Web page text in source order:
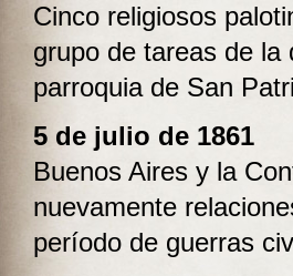
Cinco religiosos
grupo de tareas de la
parroquia de San
5 de julio de 1861
Buenos Aires y la
nuevamente
período de guerras